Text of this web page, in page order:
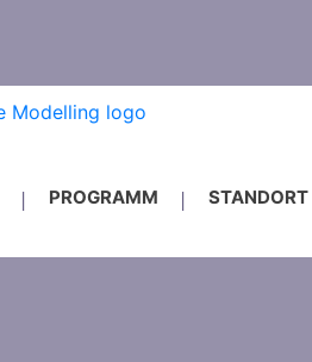
PROGRAMM STANDORT